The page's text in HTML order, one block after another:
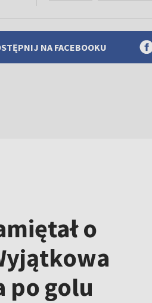
NA FACEBOOKU
o
po golu